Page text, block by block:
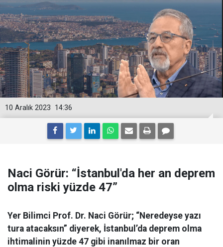
14:36
10 Aralık 2023
Naci Görür: “İstanbul'da her an deprem
olma riski yüzde 47”
Yer Bilimci Prof. Dr. Naci Görür; “Neredeyse yazı
tura atacaksın” diyerek, İstanbul’da deprem olma
ihtimalinin yüzde 47 gibi inanılmaz bir oran